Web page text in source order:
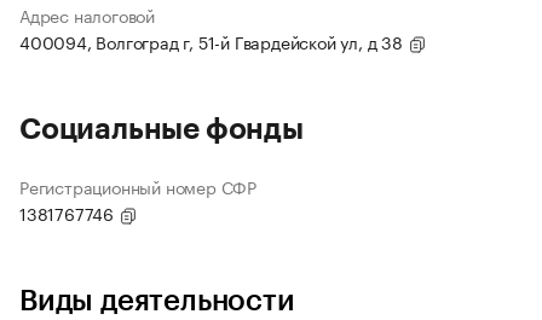
Адрес налоговой
400094, Волгоград г, 51-й Гвардейской ул, д 38
Социальные фонды
Регистрационный номер СФР
1381767746
Виды деятельности